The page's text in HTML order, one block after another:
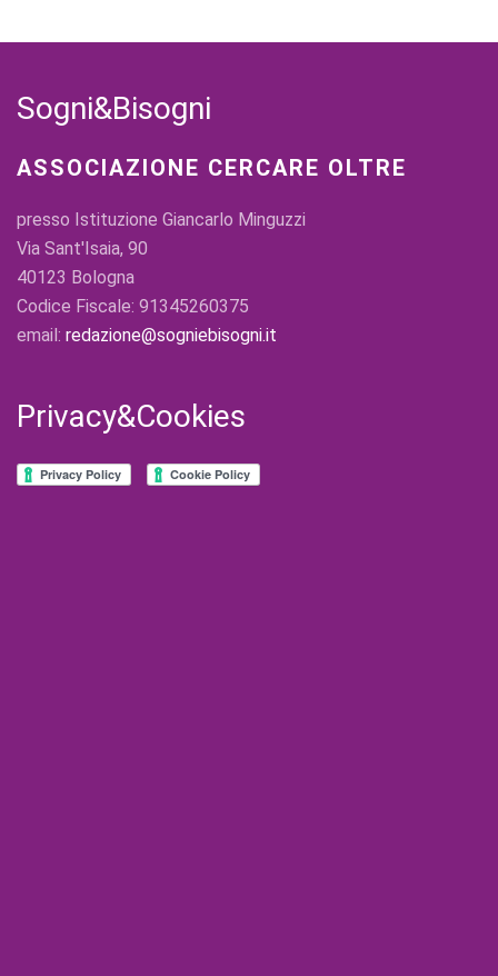
Sogni&Bisogni
ASSOCIAZIONE CERCARE OLTRE
presso Istituzione Giancarlo Minguzzi
Via Sant'Isaia, 90
40123 Bologna
Codice Fiscale: 91345260375
email: redazione@sogniebisogni.it
Privacy&Cookies